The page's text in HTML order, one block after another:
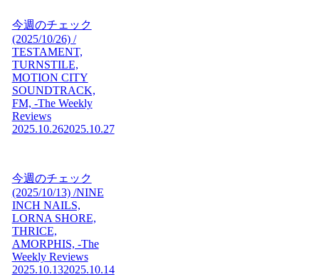
今週のチェック
(2025/10/26) /
TESTAMENT,
TURNSTILE,
MOTION CITY
SOUNDTRACK,
FM, -The Weekly
Reviews
2025.10.262025.10.27
今週のチェック
(2025/10/13) /NINE
INCH NAILS,
LORNA SHORE,
THRICE,
AMORPHIS, -The
Weekly Reviews
2025.10.132025.10.14